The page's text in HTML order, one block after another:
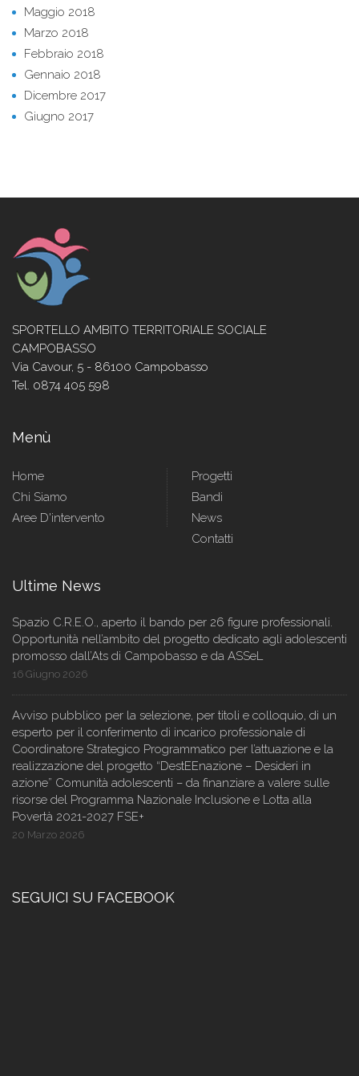
Maggio 2018
Marzo 2018
Febbraio 2018
Gennaio 2018
Dicembre 2017
Giugno 2017
SPORTELLO AMBITO TERRITORIALE SOCIALE
CAMPOBASSO
Via Cavour, 5 - 86100 Campobasso
Tel. 0874 405 598
Menù
Home
Chi Siamo
Aree D'intervento
Progetti
Bandi
News
Contatti
Ultime News
Spazio C.R.E.O., aperto il bando per 26 figure professionali.
Opportunità nell’ambito del progetto dedicato agli adolescenti
promosso dall’Ats di Campobasso e da ASSeL
16 Giugno 2026
Avviso pubblico per la selezione, per titoli e colloquio, di un
esperto per il conferimento di incarico professionale di
Coordinatore Strategico Programmatico per l’attuazione e la
realizzazione del progetto “DestEEnazione – Desideri in
azione” Comunità adolescenti – da finanziare a valere sulle
risorse del Programma Nazionale Inclusione e Lotta alla
Povertà 2021-2027 FSE+
20 Marzo 2026
SEGUICI SU FACEBOOK